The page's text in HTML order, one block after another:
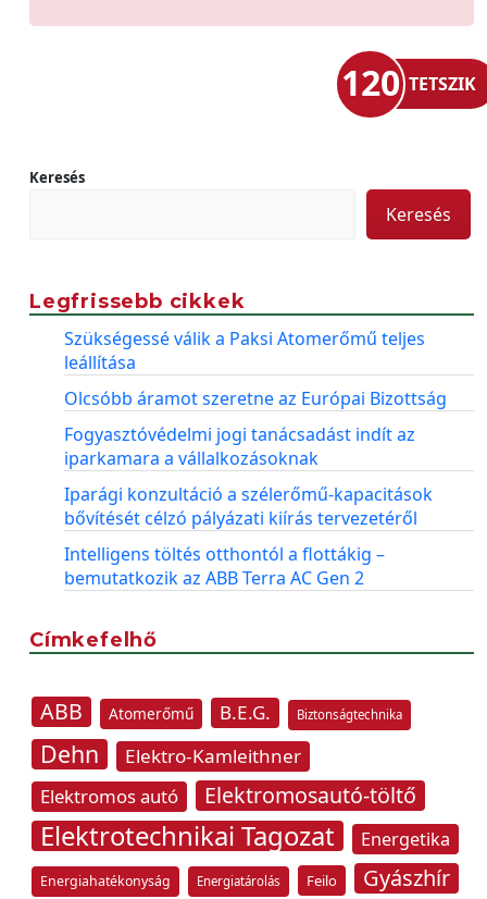
120 TETSZIK
Keresés
Keresés
Legfrissebb cikkek
Szükségessé válik a Paksi Atomerőmű teljes
leállítása
Olcsóbb áramot szeretne az Európai Bizottság
Fogyasztóvédelmi jogi tanácsadást indít az
iparkamara a vállalkozásoknak
Iparági konzultáció a szélerőmű-kapacitások
bővítését célzó pályázati kiírás tervezetéről
Intelligens töltés otthontól a flottákig –
bemutatkozik az ABB Terra AC Gen 2
Címkefelhő
ABB Atomerőmű B.E.G. Biztonságtechnika
Dehn
Elektro-Kamleithner
Elektromos autó
Elektromosautó-töltő
Elektrotechnikai Tagozat Energetika
Energiahatékonyság Energiatárolás Feilo Gyászhír